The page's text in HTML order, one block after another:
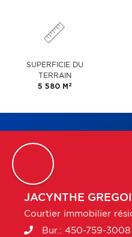
SUPERFICIE DU
TERRAIN
5 580 M 2
JACYNTHE
Courtier immobilier
Bur.: 450-759-3008